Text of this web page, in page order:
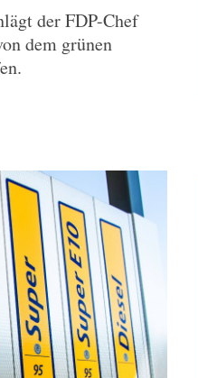
der FDP-Chef
dem grünen